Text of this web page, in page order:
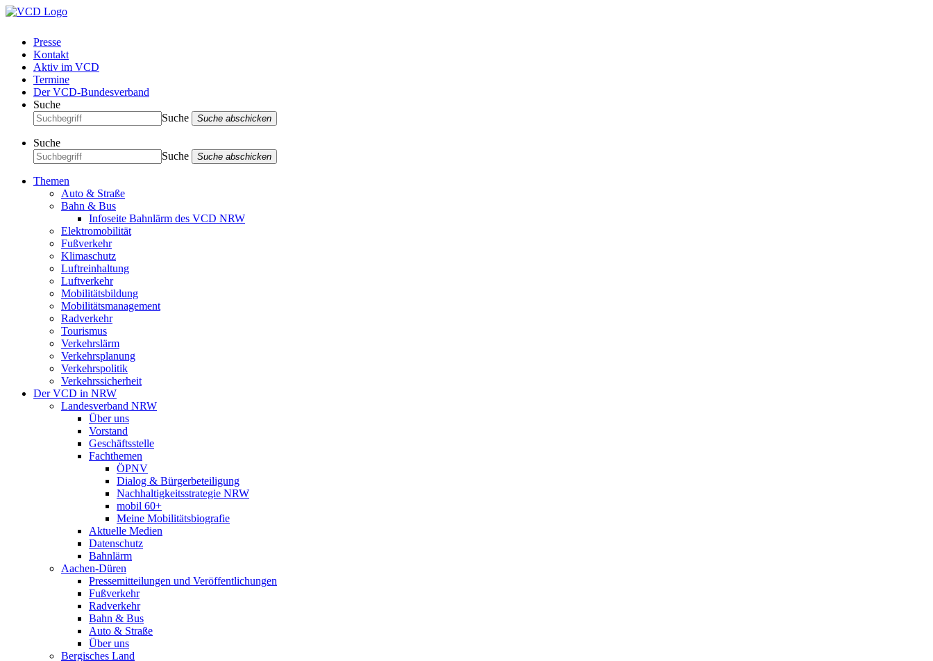
Presse
Kontakt
Aktiv im VCD
Termine
Der VCD-Bundesverband
Suche
Suche
Suche abschicken
Suche
Suche
Suche abschicken
Themen
Auto & Straße
Bahn & Bus
Infoseite Bahnlärm des VCD NRW
Elektromobilität
Fußverkehr
Klimaschutz
Luftreinhaltung
Luftverkehr
Mobilitätsbildung
Mobilitätsmanagement
Radverkehr
Tourismus
Verkehrslärm
Verkehrsplanung
Verkehrspolitik
Verkehrssicherheit
Der VCD in NRW
Landesverband NRW
Über uns
Vorstand
Geschäftsstelle
Fachthemen
ÖPNV
Dialog & Bürgerbeteiligung
Nachhaltigkeitsstrategie NRW
mobil 60+
Meine Mobilitätsbiografie
Aktuelle Medien
Datenschutz
Bahnlärm
Aachen-Düren
Pressemitteilungen und Veröffentlichungen
Fußverkehr
Radverkehr
Bahn & Bus
Auto & Straße
Über uns
Bergisches Land